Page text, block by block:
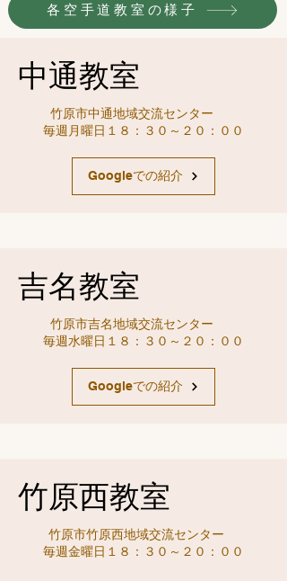
各空手道教室の様子
​中通教室
竹原市中通地域交流センター
毎週月曜日１８：３０～２０：００
Googleでの紹介
​吉名教室
竹原市吉名地域交流センター
毎週水曜日１８：３０～２０：００
Googleでの紹介
​竹原西教室
竹原市竹原西地域交流センター
毎週金曜日１８：３０～２０：００